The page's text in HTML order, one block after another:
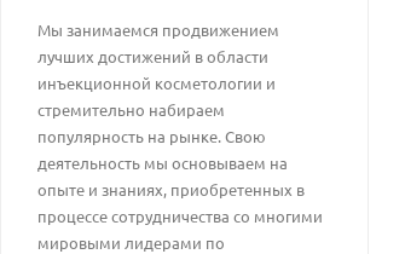
Мы занимаемся продвижением
лучших достижений в области
инъекционной косметологии и
стремительно набираем
популярность на рынке. Свою
деятельность мы основываем на
опыте и знаниях, приобретенных в
процессе сотрудничества со многими
мировыми лидерами по